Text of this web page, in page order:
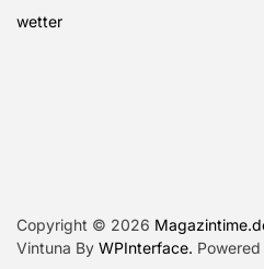
wetter
Copyright © 2026
Vintuna By WPInterface.